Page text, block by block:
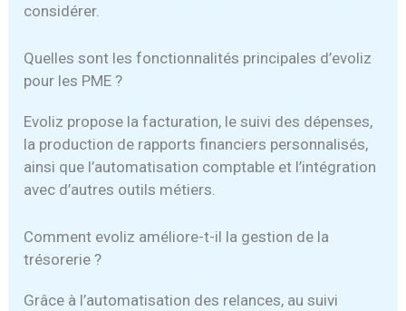
considérer.
Quelles sont les fonctionnalités principales d’evoliz
pour les PME ?
Evoliz propose la facturation, le suivi des dépenses,
la production de rapports financiers personnalisés,
ainsi que l’automatisation comptable et l’intégration
avec d’autres outils métiers.
Comment evoliz améliore-t-il la gestion de la
trésorerie ?
Grâce à l’automatisation des relances, au suivi